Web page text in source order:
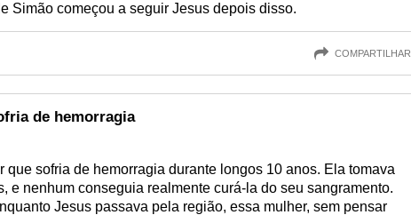
Simão começou a seguir Jesus depois disso.
COMPARTILHAR
de hemorragia
que sofria de hemorragia durante longos 10 anos. Ela tomava
e nenhum conseguia realmente curá-la do seu sangramento.
Jesus passava pela região, essa mulher, sem pensar